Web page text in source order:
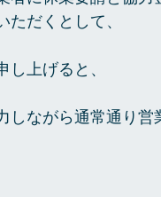
だくとして、
上げると、
しながら通常通り営